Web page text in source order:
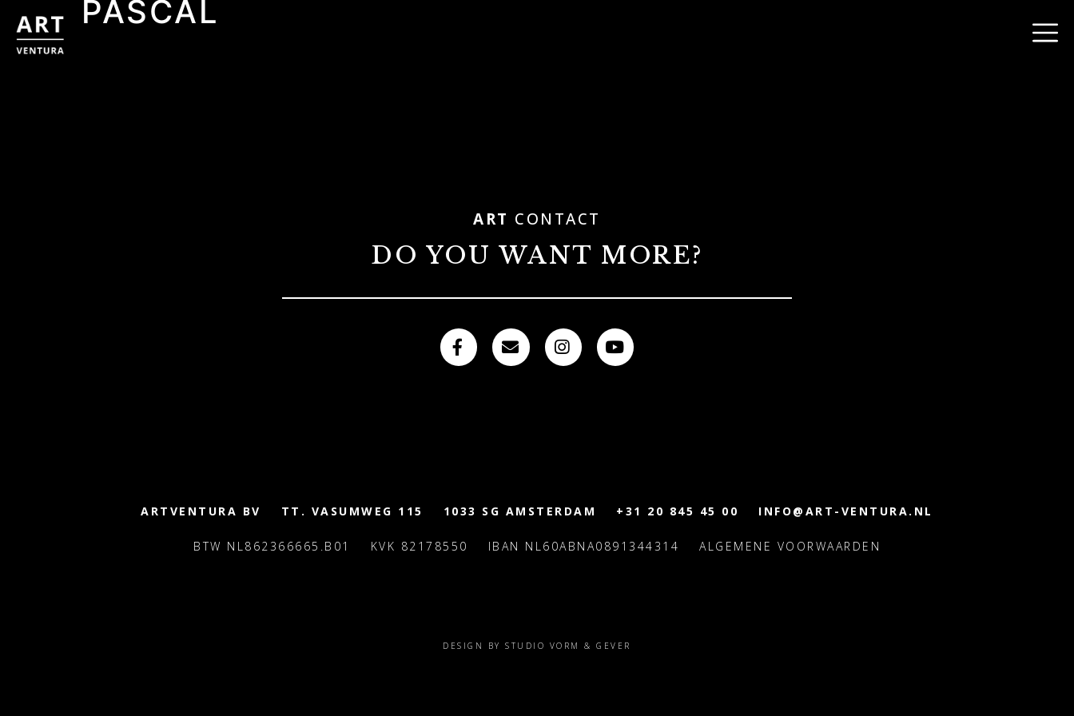
PASCAL
ART CONTACT
DO YOU WANT MORE?
ARTVENTURA BV TT. VASUMWEG 115 1033 SG AMSTERDAM +31 20 845 45 00 INFO@ART-VENTURA.NL
BTW NL862366665.B01 KVK 82178550 IBAN NL60ABNA0891344314 ALGEMENE VOORWAARDEN
DESIGN BY STUDIO VORM & GEVER